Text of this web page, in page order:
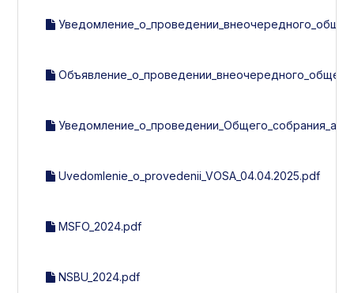
Uvedomlenie_o_provedenii_VOSA_04.04.2025.pdf
MSFO_2024.pdf
NSBU_2024.pdf